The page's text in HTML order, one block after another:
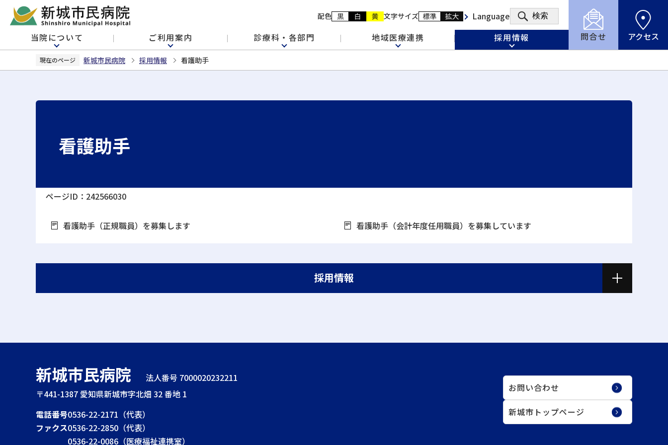
ー
の
配色 文字サイズ Language 検索
当院について ご利用案内 診療科・各部門 地域医療連携 採用情報 問合せ アクセス
現在のページ 新城市民病院 採用情報 看護助手
看護助手
ページID：242566030
看護助手（正規職員）を募集します 看護助手（会計年度任用職員）を募集しています
採用情報
新城市民病院
法人番号 7000020232211
〒441-1387 愛知県新城市字北畑 32 番地 1
電話番号0536-22-2171（代表）
ファクス0536-22-2850（代表）
0536-22-0086（医療福祉連携室）
お問い合わせ
新城市トップページ